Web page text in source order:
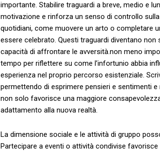
importante. Stabilire traguardi a breve,⁢ medio e
motivazione e rinforza un senso di controllo‌
quotidiani, ⁢come muovere un arto o completare
essere celebrato.⁤ Questi traguardi diventano
capacità di ‌affrontare le avversità.non meno
tempo⁢ per riflettere su come ⁢l’infortunio abbia
esperienza nel proprio⁢ percorso ⁢esistenziale.
permettendo⁣ di esprimere pensieri​ e⁤ sentimenti
non solo ‌favorisce una maggiore
adattamento alla ⁣nuova realtà.
La dimensione sociale e le​ attività di gruppo
Partecipare ⁤a eventi o attività condivise